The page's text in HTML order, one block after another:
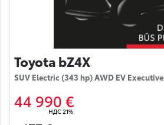
Toyota bZ4X
SUV Electric (343 hp) AWD EV Executive
44 990 €
НДС 21%